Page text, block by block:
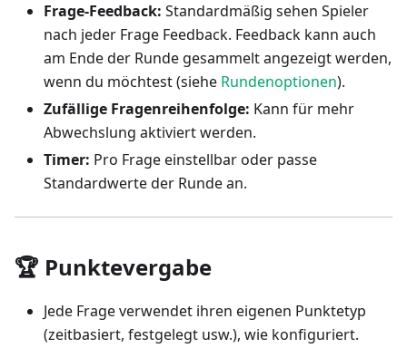
Frage-Feedback: Standardmäßig sehen Spieler
nach jeder Frage Feedback. Feedback kann auch
am Ende der Runde gesammelt angezeigt werden,
wenn du möchtest (siehe Rundenoptionen).
Zufällige Fragenreihenfolge: Kann für mehr
Abwechslung aktiviert werden.
Timer: Pro Frage einstellbar oder passe
Standardwerte der Runde an.
🏆 Punktevergabe
Jede Frage verwendet ihren eigenen Punktetyp
(zeitbasiert, festgelegt usw.), wie konfiguriert.